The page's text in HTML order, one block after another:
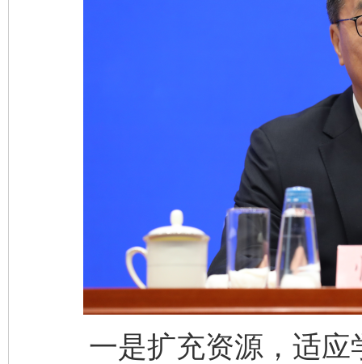
一是扩充资源，适应